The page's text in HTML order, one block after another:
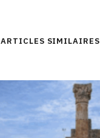
ARTICLES SIMILAIRES